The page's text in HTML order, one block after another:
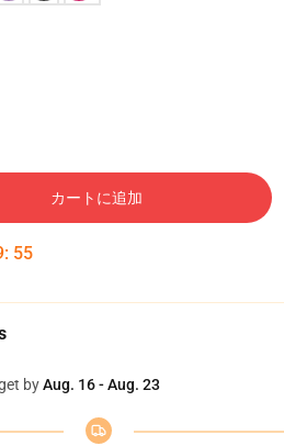
カートに追加
: 54
byAug. 16 - Aug. 23